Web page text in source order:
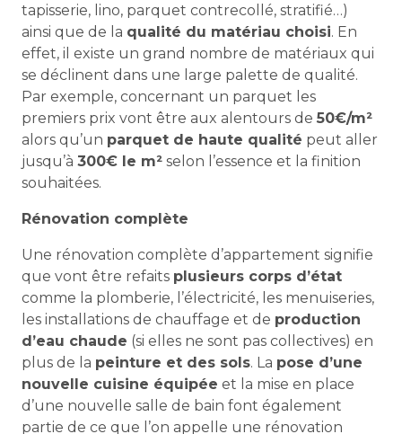
tapisserie, lino, parquet contrecollé, stratifié…)
ainsi que de la qualité du matériau choisi. En
effet, il existe un grand nombre de matériaux qui
se déclinent dans une large palette de qualité.
Par exemple, concernant un parquet les
premiers prix vont être aux alentours de 50€/m²
alors qu’un parquet de haute qualité peut aller
jusqu’à 300€ le m² selon l’essence et la finition
souhaitées.
Rénovation complète
Une rénovation complète d’appartement signifie
que vont être refaits plusieurs corps d’état
comme la plomberie, l’électricité, les menuiseries,
les installations de chauffage et de production
d’eau chaude (si elles ne sont pas collectives) en
plus de la peinture et des sols. La pose d’une
nouvelle cuisine équipée et la mise en place
d’une nouvelle salle de bain font également
partie de ce que l’on appelle une rénovation